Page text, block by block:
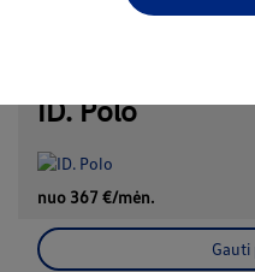
ID. Polo
nuo 367 €/mėn.
Gauti